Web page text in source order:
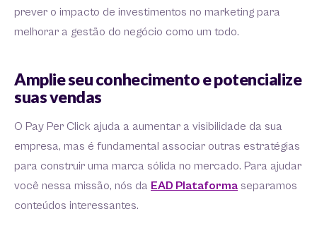
prever o impacto de investimentos no marketing para
melhorar a gestão do negócio como um todo.
Amplie seu conhecimento e potencialize
suas vendas
O Pay Per Click ajuda a aumentar a visibilidade da sua
empresa, mas é fundamental associar outras estratégias
para construir uma marca sólida no mercado. Para ajudar
você nessa missão, nós da EAD Plataforma separamos
conteúdos interessantes.